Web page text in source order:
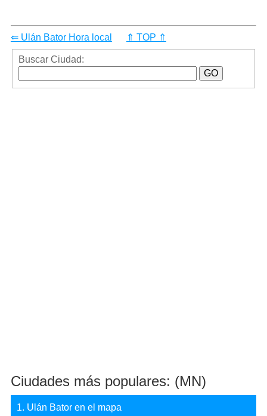
⇐ Ulán Bator Hora local ⇑ TOP ⇑
Buscar Ciudad:
Ciudades más populares: (MN)
1. Ulán Bator en el mapa